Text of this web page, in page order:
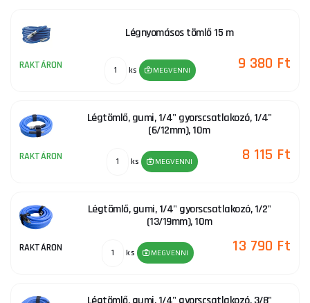
Anyaga: Kiváló minőségű PVC vagy poliuretán (PU),
Belső és külső átmérők: A tömlő különböző
méreteket kínál különböző igényekhez, például 6
Hossz: A tömlők különböző hosszúságban kaphatók,
például 10 méter vagy 15 méter, ami rugalmasságot
tesz lehetővé a különböző munkakörnyezetekben.
Üzemi nyomás: A tömlőket úgy tervezték, hogy
21 bar-ig, 62 bar roncsolónyomás mellett.
Textilbetét: Egyes modellek textilbetéttel vannak
Légnyomásos tömlő 15 m
RAKTÁRON ks MEGVENNI 9 380 Ft
Légtömlő, gumi, 1/4" gyorscsatlakozó, 1/4"
(6/12mm), 10m
RAKTÁRON ks MEGVENNI 8 115 Ft
Légtömlő, gumi, 1/4" gyorscsatlakozó, 1/2"
(13/19mm), 10m
RAKTÁRON ks MEGVENNI 13 790 Ft